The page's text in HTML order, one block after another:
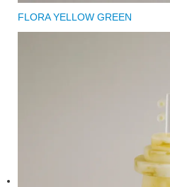
FLORA YELLOW GREEN